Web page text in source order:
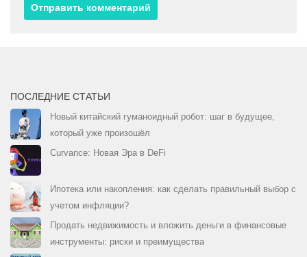
ПОСЛЕДНИЕ СТАТЬИ
Новый китайский гуманоидный робот: шаг в будущее,
который уже произошёл
Curvance: Новая Эра в DeFi
Ипотека или накопления: как сделать правильный выбор с
учетом инфляции?
Продать недвижимость и вложить деньги в финансовые
инструменты: риски и преимущества